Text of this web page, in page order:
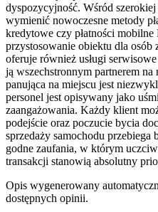
dyspozycyjność. Wśród
wymienić nowoczesne metody
kredytowe czy płatności mobilne
przystosowanie obiektu dla osób
oferuje również usługi
ją wszechstronnym partnerem
panująca na miejscu jest
personel jest opisywany jako
zaangażowania. Każdy klient
podejście oraz poczucie bycia
sprzedaży samochodu przebiega
godne zaufania, w którym
transakcji stanowią absolutny
Opis wygenerowany
dostępnych opinii.